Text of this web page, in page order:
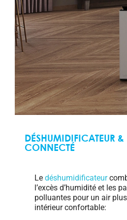
DÉSHUMIDIFICATEUR &
CONNECTÉ
Le déshumidificateur
l’excès d’humidité et les
polluantes pour un air
intérieur confortable: